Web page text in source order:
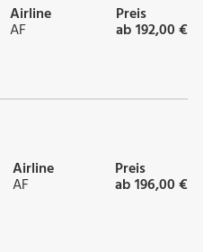
Airline
AF
Preis
ab 192,00 €
Airline
AF
Preis
ab 196,00 €